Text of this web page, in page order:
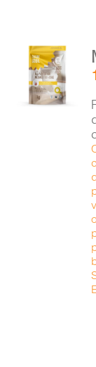
AJOUTER
AU
PANIER
/
DÉTAILS